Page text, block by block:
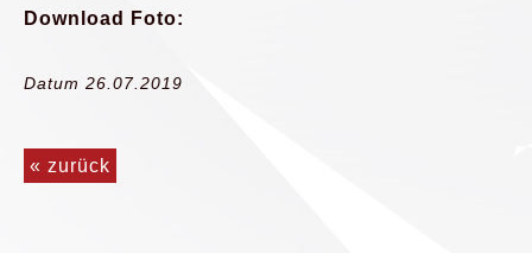
Download Foto:
Datum 26.07.2019
« zurück